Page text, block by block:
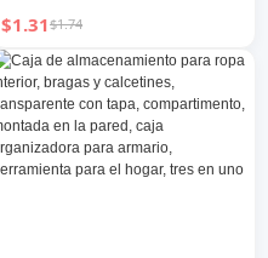
Descompresión Regalo
Creativo Travieso para Niños
Herramienta Divertida Útil
para Reducir la Presión
Regalo para Niños
$1.31$1.74